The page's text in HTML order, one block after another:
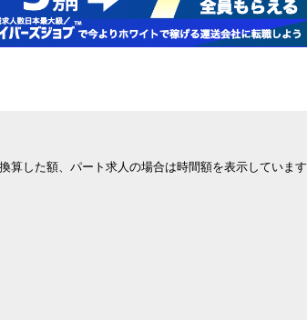
算した額、パート求人の場合は時間額を表示しています